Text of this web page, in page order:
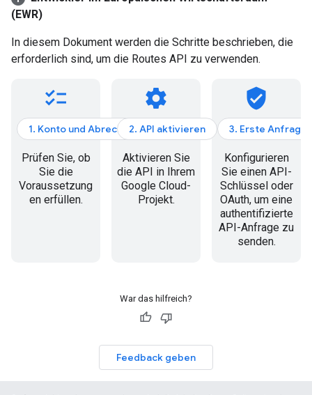
(EWR)
In diesem Dokument werden die Schritte beschrieben, die
erforderlich sind, um die Routes API zu verwenden.
checklist
1. Konto und Abrechnung
Prüfen Sie, ob
Sie die
Voraussetzung
en erfüllen.
settings
2. API aktivieren
Aktivieren Sie
die API in Ihrem
Google Cloud-
Projekt.
verified_user
3. Erste Anfrage
Konfigurieren
Sie einen API-
Schlüssel oder
OAuth, um eine
authentifizierte
API-Anfrage zu
senden.
War das hilfreich?
Feedback geben